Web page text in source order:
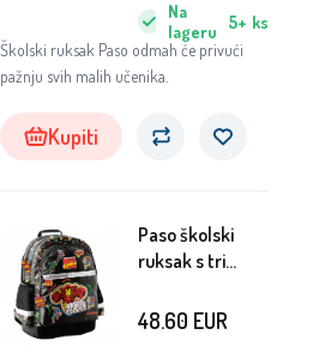
Školski ruksak Paso odmah će privući
pažnju svih malih učenika.
Na
lageru
5+ ks
Kupiti
Paso školski
ruksak s tri
Man
48.60 EUR